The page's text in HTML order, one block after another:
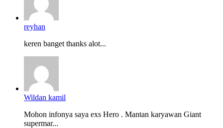
reyhan
keren banget thanks alot...
Wildan kamil
Mohon infonya saya exs Hero . Mantan karyawan Giant
supermar...